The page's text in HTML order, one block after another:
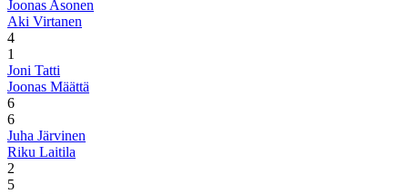
Joonas Asonen
Aki Virtanen
4
1
Joni Tatti
Joonas Määttä
6
6
Juha Järvinen
Riku Laitila
2
5